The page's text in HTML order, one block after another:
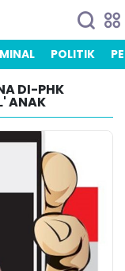
POLITIK
DI-PHK
ANAK